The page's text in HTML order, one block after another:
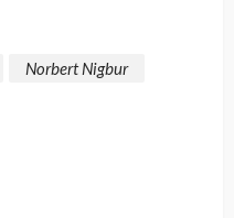
Norbert Nigbur